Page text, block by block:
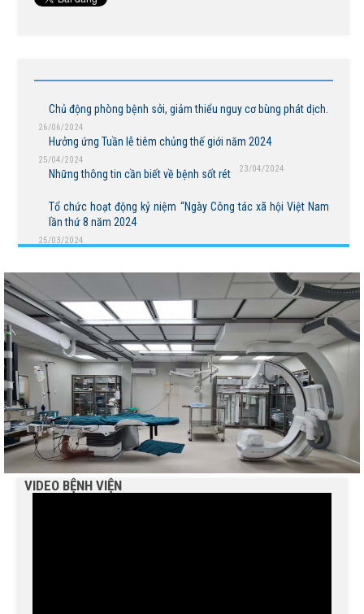
Chủ động phòng bệnh sởi, giảm thiểu nguy cơ bùng phát dịch.
26/06/2024
Hưởng ứng Tuần lễ tiêm chủng thế giới năm 2024
25/04/2024
Những thông tin cần biết về bệnh sốt rét 23/04/2024
Tổ chức hoạt động kỷ niệm “Ngày Công tác xã hội Việt Nam
lần thứ 8 năm 2024
25/03/2024
VIDEO BỆNH VIỆN
KHAI KỸ THUẬT CHUYÊN SÂU TRONG KHÁM, CHỮA
Bệnh viện Nguyễn Đình Chiểu hưởng ứng Ngày Thế
giới chống sa mạc hóa và hạn hán 17/6
Báo cáo đánh giá chất lượng Bệnh viện Nguyễn Đình
Chiểu tháng 5 năm 2026
THÔNG BÁO MỜI CHÀO GIÁ
Truyền thông về phòng, chống tác hại của thuốc lá